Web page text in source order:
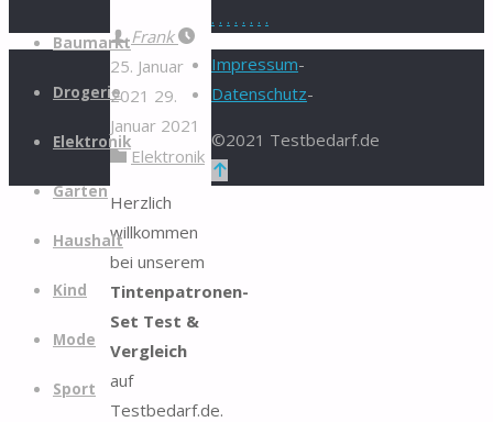
Zum
springen
Baumarkt
Drogerie
Elektronik
Garten
Haushalt
Kind
Mode
Sport
Frank
25. Januar
2021 29.
Januar 2021
Elektronik
Herzlich
willkommen
bei unserem
Tintenpatronen-
Set Test &
Vergleich
auf
Testbedarf.de.
. . . . . . . .
Impressum-
Datenschutz-
©2021 Testbedarf.de
Zurück